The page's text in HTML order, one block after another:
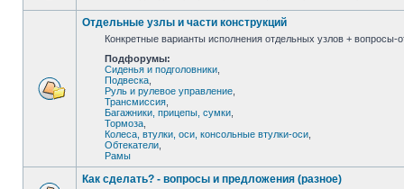
Отдельные узлы и части конструкций
Конкретные варианты исполнения отдельных узлов + вопросы-
Подфорумы:
Сиденья и подголовники
Подвеска
Руль и рулевое управление
Трансмиссия
Багажники, прицепы, сумки
Тормоза
Колеса, втулки, оси, консольные втулки-оси
Обтекатели
Рамы
Как сделать? - вопросы и предложения (разное)